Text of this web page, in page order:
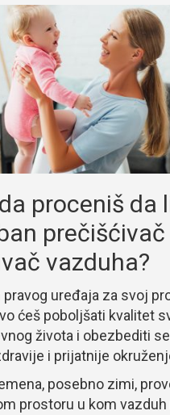
proceniš da
prečišćivač
vazduha?
pravog uređaja za svoj
ćeš poboljšati kvalitet
života i obezbediti
i prijatnije
posebno zimi,
prostoru u kom vazduh